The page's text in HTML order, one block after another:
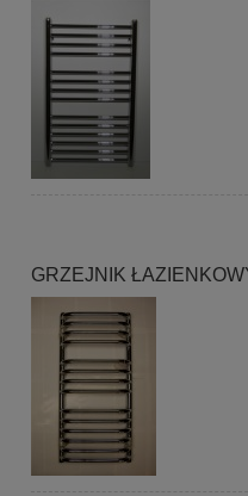
GRZEJNIK